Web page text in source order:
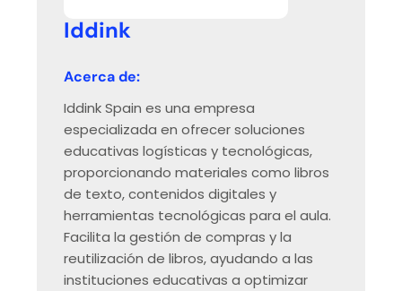
Iddink
Acerca de:
Iddink Spain es una empresa
especializada en ofrecer soluciones
educativas logísticas y tecnológicas,
proporcionando materiales como libros
de texto, contenidos digitales y
herramientas tecnológicas para el aula.
Facilita la gestión de compras y la
reutilización de libros, ayudando a las
instituciones educativas a optimizar